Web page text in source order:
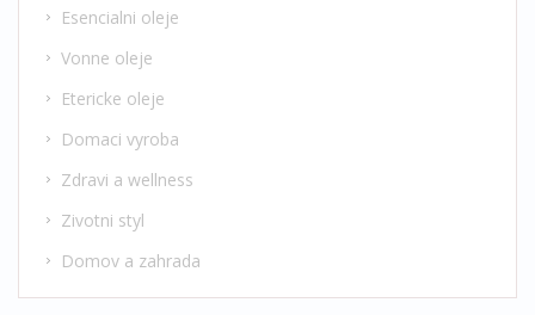
Esencialni oleje
Vonne oleje
Etericke oleje
Domaci vyroba
Zdravi a wellness
Zivotni styl
Domov a zahrada